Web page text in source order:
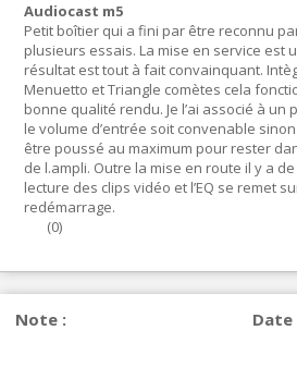
Audiocast m5
Petit boîtier qui a fini par être reconnu
plusieurs essais. La mise en service est
résultat est tout à fait convainquant.
Menuetto et Triangle comètes cela
bonne qualité rendu. Je l’ai associé à un
le volume d’entrée soit convenable
être poussé au maximum pour rester
de l.ampli. Outre la mise en route il y a
lecture des clips vidéo et l’EQ se remet
redémarrage.
(0)
Note : Date